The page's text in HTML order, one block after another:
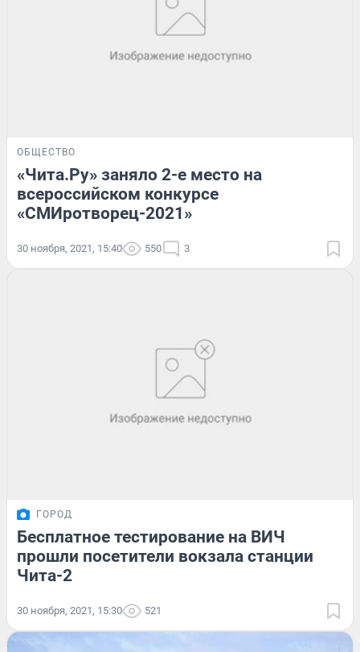
ОБЩЕСТВО
«Чита.Ру» заняло 2-е место на
всероссийском конкурсе
«СМИротворец-2021»
30 ноября, 2021, 15:40 550 3
ГОРОД
Бесплатное тестирование на ВИЧ
прошли посетители вокзала станции
Чита-2
30 ноября, 2021, 15:30 521